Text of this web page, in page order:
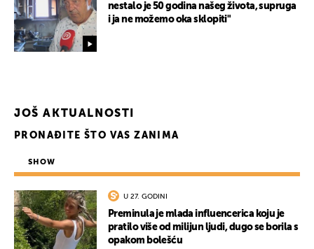
nestalo je 50 godina našeg života, supruga
i ja ne možemo oka sklopiti"
JOŠ AKTUALNOSTI
PRONAĐITE ŠTO VAS ZANIMA
SHOW
U 27. GODINI
Preminula je mlada influencerica koju je
pratilo više od milijun ljudi, dugo se borila s
opakom bolešću